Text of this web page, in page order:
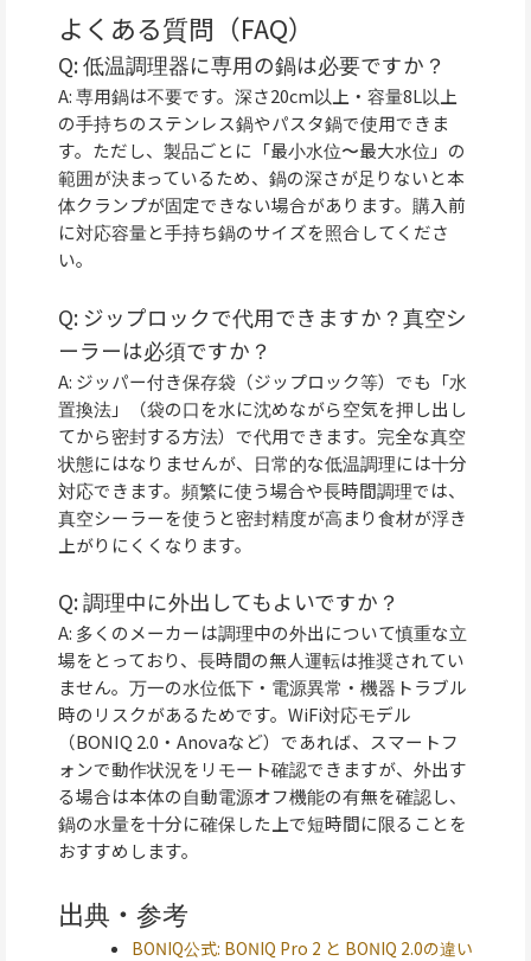
よくある質問（FAQ）
Q: 低温調理器に専用の鍋は必要ですか？
A: 専用鍋は不要です。深さ20cm以上・容量8L以上
の手持ちのステンレス鍋やパスタ鍋で使用できま
す。ただし、製品ごとに「最小水位〜最大水位」の
範囲が決まっているため、鍋の深さが足りないと本
体クランプが固定できない場合があります。購入前
に対応容量と手持ち鍋のサイズを照合してくださ
い。
Q: ジップロックで代用できますか？真空シ
ーラーは必須ですか？
A: ジッパー付き保存袋（ジップロック等）でも「水
置換法」（袋の口を水に沈めながら空気を押し出し
てから密封する方法）で代用できます。完全な真空
状態にはなりませんが、日常的な低温調理には十分
対応できます。頻繁に使う場合や長時間調理では、
真空シーラーを使うと密封精度が高まり食材が浮き
上がりにくくなります。
Q: 調理中に外出してもよいですか？
A: 多くのメーカーは調理中の外出について慎重な立
場をとっており、長時間の無人運転は推奨されてい
ません。万一の水位低下・電源異常・機器トラブル
時のリスクがあるためです。WiFi対応モデル
（BONIQ 2.0・Anovaなど）であれば、スマートフ
ォンで動作状況をリモート確認できますが、外出す
る場合は本体の自動電源オフ機能の有無を確認し、
鍋の水量を十分に確保した上で短時間に限ることを
おすすめします。
出典・参考
BONIQ公式: BONIQ Pro 2 と BONIQ 2.0の違い